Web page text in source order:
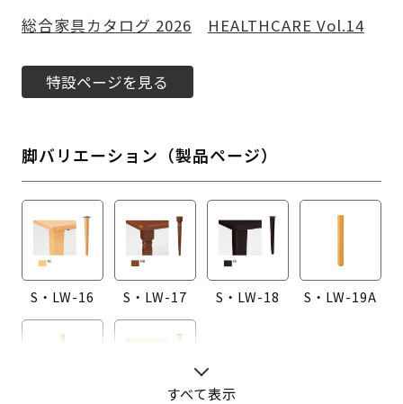
総合家具カタログ 2026 HEALTHCARE Vol.14
特設ページを見る
脚バリエーション（製品ページ）
S・LW-16 S・LW-17 S・LW-18 S・LW-19A
すべて表示